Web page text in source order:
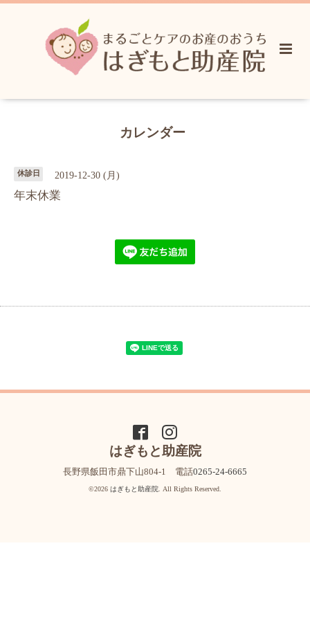
カレンダー
休診日 2019-12-30 (月)
年末休業
はぎもと助産院
長野県飯田市鼎下山804-1 電話0265-24-6665
©2026 はぎもと助産院 . All Rights Reserved.